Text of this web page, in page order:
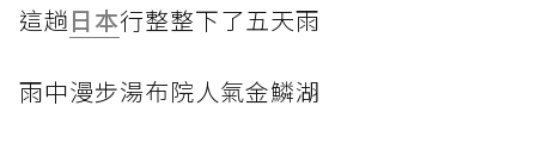
這趟日本行整整下了五天雨
雨中漫步湯布院人氣金鱗湖